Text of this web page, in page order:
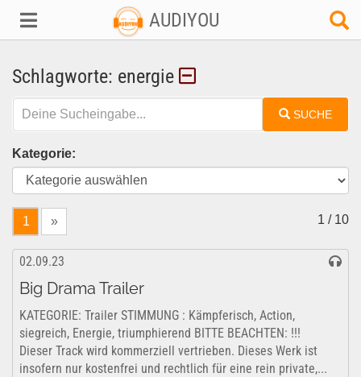
AUDIYOU
Schlagworte: energie
SUCHE
Kategorie:
1 » 1 / 10
02.09.23
Big Drama Trailer
KATEGORIE: Trailer STIMMUNG : Kämpferisch, Action,
siegreich, Energie, triumphierend BITTE BEACHTEN: !!!
Dieser Track wird kommerziell vertrieben. Dieses Werk ist
insofern nur kostenfrei und rechtlich für eine rein private,...